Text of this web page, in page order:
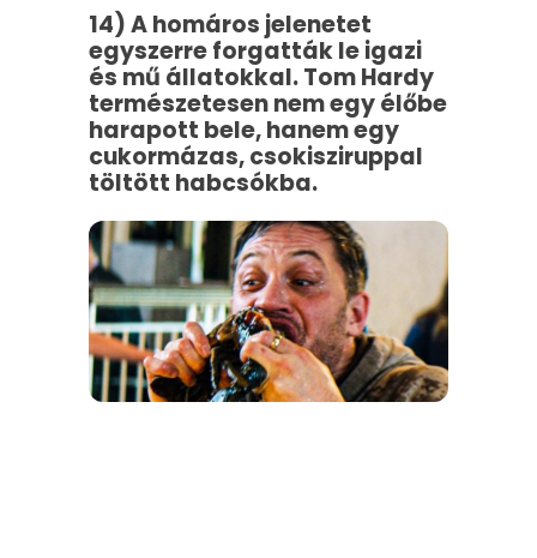
14) A homáros jelenetet
egyszerre forgatták le igazi
és mű állatokkal. Tom Hardy
természetesen nem egy élőbe
harapott bele, hanem egy
cukormázas, csokisziruppal
töltött habcsókba.